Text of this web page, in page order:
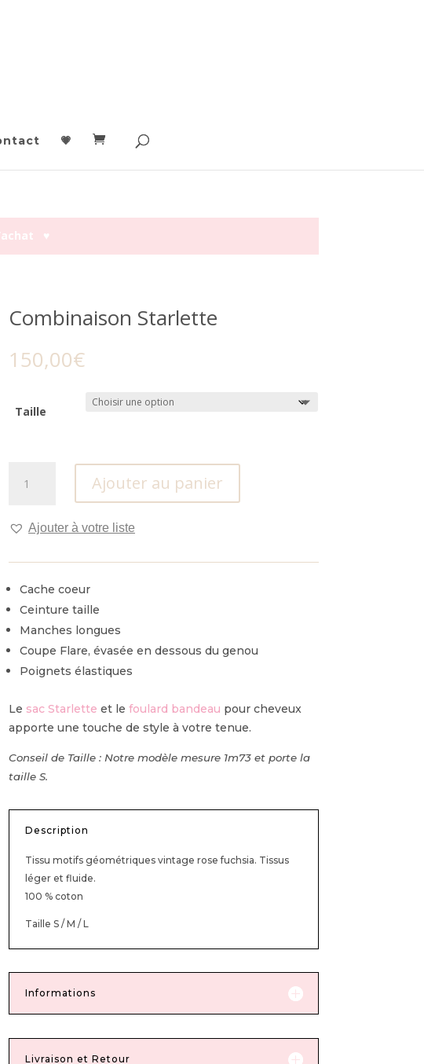
💗
♥︎
Combinaison Starlette
150,00€
Taille
Starlette
Ajouter au panier
Ajouter à votre liste
Cache coeur
Ceinture taille
Manches longues
Coupe Flare, évasée en dessous du genou
Poignets élastiques
Le sac Starlette et le foulard bandeau pour cheveux
apporte une touche de style à votre tenue.
Conseil de Taille : Notre modèle mesure 1m73 et porte la
taille S.
Description
Tissu motifs géométriques vintage rose fuchsia. Tissus
léger et fluide.
100 % coton
Taille S / M / L
Informations
Livraison et Retour